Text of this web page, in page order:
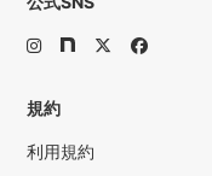
規約
利用規約